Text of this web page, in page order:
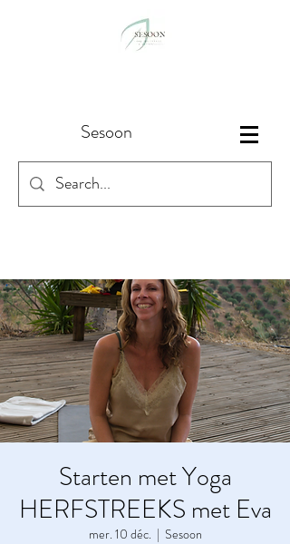
Sesoon
Starten met Yoga
HERFSTREEKS met Eva
mer. 10 déc.
  |
Sesoon